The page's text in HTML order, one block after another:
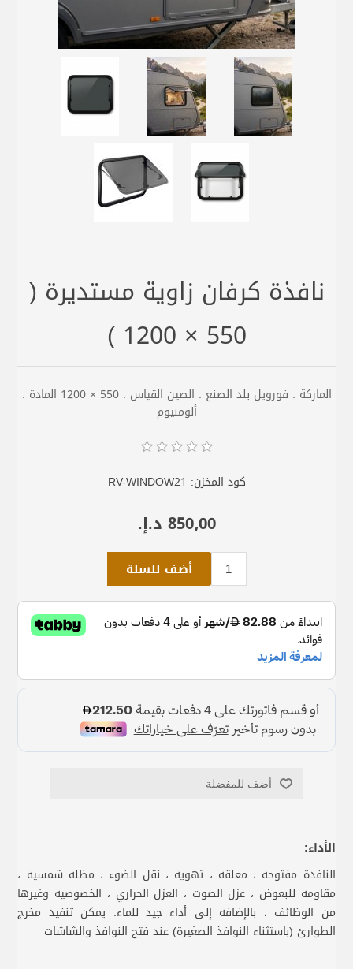
نافذة كرفان زاوية مستديرة (
550 × 1200 )
الماركة : فورويل بلد الصنع : الصين القياس : 550 × 1200 المادة :
ألومنيوم
كود المخزن: RV-WINDOW21
850٫00 د.إ.‏
أضف للسلة
أضف للمفضلة
الأداء:
النافذة مفتوحة ، مغلقة ، تهوية ، نقل الضوء ، مظلة شمسية ،
مقاومة للبعوض ، عزل الصوت ، العزل الحراري ، الخصوصية وغيرها
من الوظائف ، بالإضافة إلى أداء جيد للماء. يمكن تنفيذ مخرج
الطوارئ (باستثناء النوافذ الصغيرة) عند فتح النوافذ والشاشات